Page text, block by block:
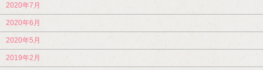
2020年7月
2020年6月
2020年5月
2019年2月